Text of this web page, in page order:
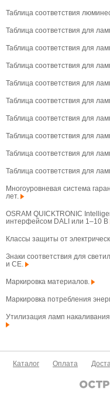
Таблица соответствия
Таблица соответствия для
Таблица соответствия для
Таблица соответствия для
Таблица соответствия для
Таблица соответствия для
Таблица соответствия для
Таблица соответствия для
Таблица соответствия для
Таблица соответствия для
Многоуровневая система
лет.
OSRAM QUICKTRONIC
интерфейсом DALI или 1–10 В
Классы защиты от
Знаки соответствия для
и CE.
Маркировка материалов.
Маркировка потребления
Утилизация ламп
Каталог Оплата